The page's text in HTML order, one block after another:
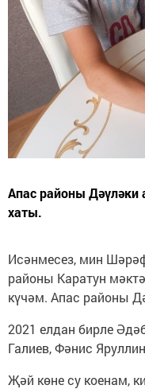
Апас районы
хаты.
Исәнмесез, мин
районы Каратун
күчәм. Апас районы
2021 елдан бирле
Галиев, Фәнис
Җәй көне су коенам,